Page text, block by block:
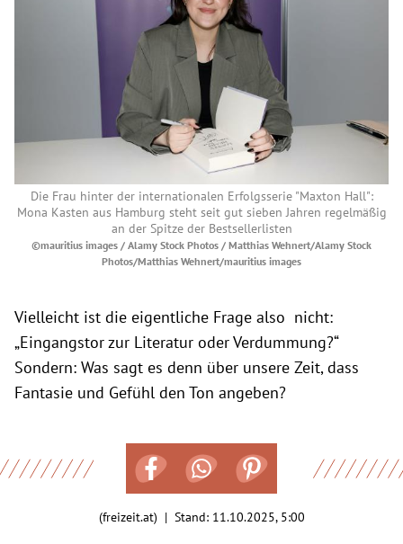
Die Frau hinter der internationalen Erfolgsserie "Maxton Hall":
Mona Kasten aus Hamburg steht seit gut sieben Jahren regelmäßig
an der Spitze der Bestsellerlisten
©mauritius images / Alamy Stock Photos / Matthias Wehnert/Alamy Stock
Photos/Matthias Wehnert/mauritius images
Vielleicht ist die eigentliche Frage also nicht:
„Eingangstor zur Literatur oder Verdummung?“
Sondern: Was sagt es denn über unsere Zeit, dass
Fantasie und Gefühl den Ton angeben?
(freizeit.at) | Stand: 11.10.2025, 5:00